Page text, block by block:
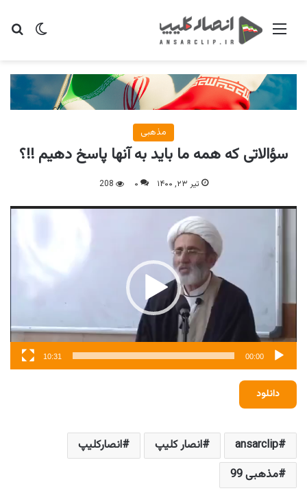
تغییر منو
مذهبی
سؤالاتی که همه ما باید به آنها پاسخ دهیم !!؟
تیر ۲۳, ۱۴۰۰ ۰ 208
نمایشگر
00:00
10:31
دانلود
ansarclip انصار کلیپ
انصارکلیپ
مذهبی 99